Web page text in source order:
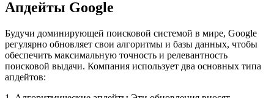
Апдейты Google
Будучи доминирующей поисковой системой в мире, Google
регулярно обновляет свои алгоритмы и базы данных, чтобы
обеспечить максимальную точность и релевантность
поисковой выдачи. Компания использует два основных типа
апдейтов: